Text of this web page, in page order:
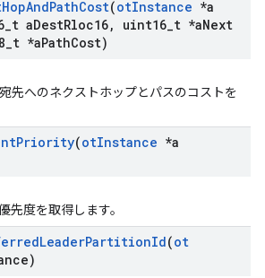
HopAndPathCost(otInstance *a
t aDestRloc16, uint16 t *aNext
t *aPathCost)
先へのネクストホップとパスのコストを
Priority(otInstance *a
先度を取得します。
LeaderPartitionId(ot